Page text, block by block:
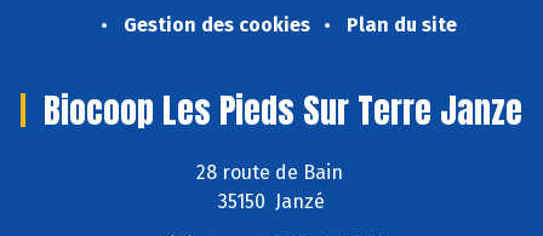
Gestion des cookies
Plan du site
Biocoop Les Pieds Sur Terre Janze
28 route de Bain
35150 Janzé